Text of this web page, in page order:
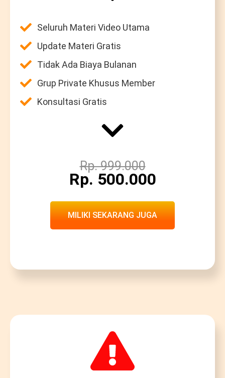
Seluruh Materi Video Utama
Update Materi Gratis
Tidak Ada Biaya Bulanan
Grup Private Khusus Member
Konsultasi Gratis
Rp. 999.000
Rp. 500.000
MILIKI SEKARANG JUGA